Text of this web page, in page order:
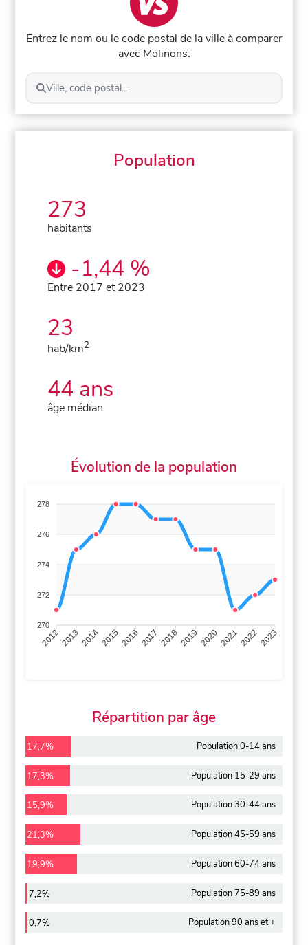
Entrez le nom ou le code postal de la ville à comparer
avec Molinons:
Ville, code postal...
Population
273
habitants
-1,44 %
Entre 2017 et 2023
23
hab/km2
44 ans
âge médian
Évolution de la population
278
276
274
272
270
201220132014201520162017 20182019 2020202120222023
Répartition par âge
17,7% Population 0-14 ans
17,3% Population 15-29 ans
15,9% Population 30-44 ans
21,3% Population 45-59 ans
19,9% Population 60-74 ans
7,2% Population 75-89 ans
0,7% Population 90 ans et +